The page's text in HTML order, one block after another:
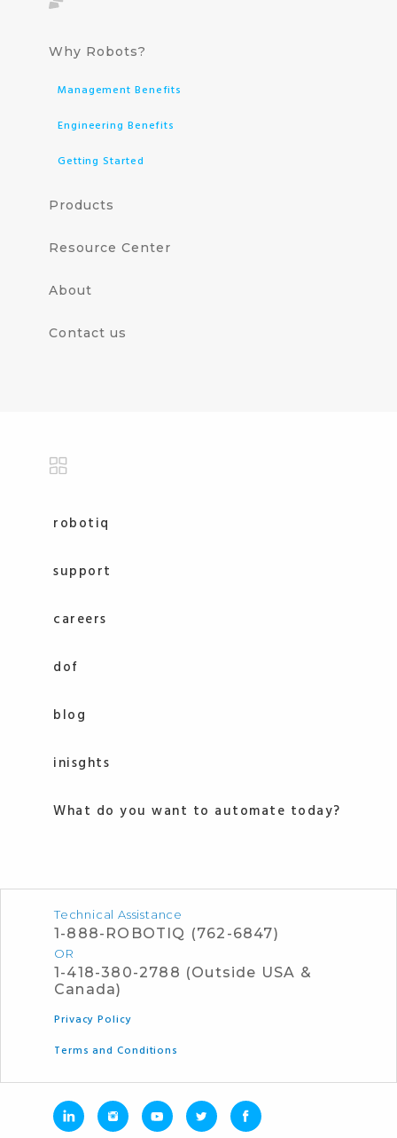
Why Robots?
Management Benefits
Engineering Benefits
Getting Started
Products
Resource Center
About
Contact us
robotiq
support
careers
dof
blog
inisghts
What do you want to automate today?
Technical Assistance
1-888-ROBOTIQ (762-6847)
OR
1-418-380-2788 (Outside USA &
Canada)
Privacy Policy
Terms and Conditions